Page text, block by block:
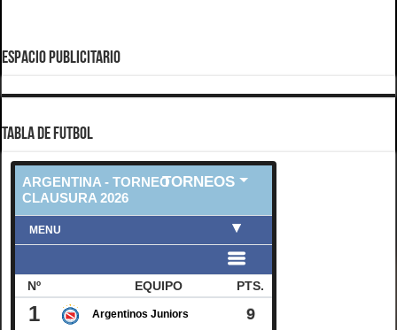
ESPACIO PUBLICITARIO
TABLA DE FUTBOL